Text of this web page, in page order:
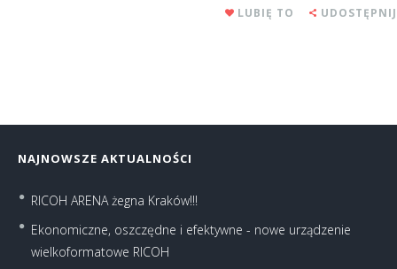
LUBIĘ TO UDOSTĘPNIJ
NAJNOWSZE AKTUALNOŚCI
RICOH ARENA żegna Kraków!!!
Ekonomiczne, oszczędne i efektywne - nowe urządzenie
wielkoformatowe RICOH